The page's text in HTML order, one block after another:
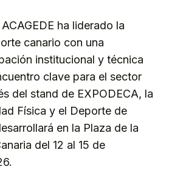
ha liderado la
canario con una
institucional y técnica
clave para el sector
del stand de EXPODECA, la
Física y el Deporte de
en la Plaza de la
del 12 al 15 de